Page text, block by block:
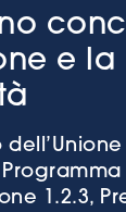
e la
1.2.3,